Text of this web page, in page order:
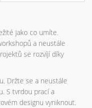
jako co umíte.
a neustále
se rozvíjí díky
Držte se a neustále
S tvrdou prací a
designu vyniknout.